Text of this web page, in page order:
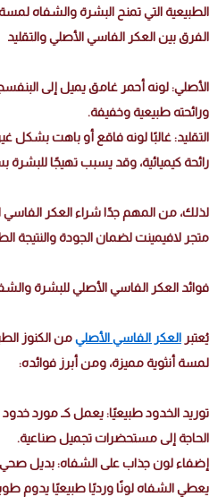
الطبيعية التي تمنح البشرة والشفاه
الفرق بين العكر الفاسي الأصلي والتقليد
الأصلي: لونه أحمر غامق يميل إلى
ورائحته طبيعية وخفيفة.
التقليد: غالبًا لونه فاقع أو باهت بشكل
رائحة كيميائية، وقد يسبب تهيجًا للبشرة
لذلك، من المهم جدًا شراء العكر
متجر لافيمينت لضمان الجودة والنتيجة
فوائد العكر الفاسي الأصلي للبشرة
يُعتبر العكر الفاسي الأصليمن الكنوز
لمسة أنثوية مميزة، ومن أبرز فوائده:
توريد الخدود طبيعيًا: يعمل كـ مورد
الحاجة إلى مستحضرات تجميل صناعية.
إضفاء لون جذاب على الشفاه: بديل صحي
يعطي الشفاه لونًا ورديًا طبيعيًا يدوم